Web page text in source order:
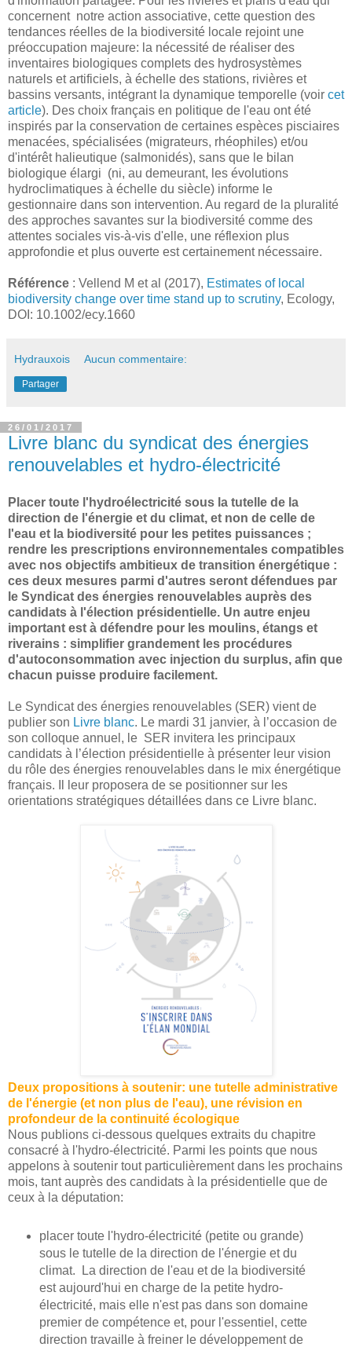
concernent notre action associative, cette question des
tendances réelles de la biodiversité locale rejoint une
préoccupation majeure: la nécessité de réaliser des
inventaires biologiques complets des hydrosystèmes
naturels et artificiels, à échelle des stations, rivières et
bassins versants, intégrant la dynamique temporelle (voir cet
article). Des choix français en politique de l'eau ont été
inspirés par la conservation de certaines espèces pisciaires
menacées, spécialisées (migrateurs, rhéophiles) et/ou
d'intérêt halieutique (salmonidés), sans que le bilan
biologique élargi (ni, au demeurant, les évolutions
hydroclimatiques à échelle du siècle) informe le
gestionnaire dans son intervention. Au regard de la pluralité
des approches savantes sur la biodiversité comme des
attentes sociales vis-à-vis d'elle, une réflexion plus
approfondie et plus ouverte est certainement nécessaire.
Référence : Vellend M et al (2017), Estimates of local
biodiversity change over time stand up to scrutiny, Ecology,
DOI: 10.1002/ecy.1660
Hydrauxois Aucun commentaire:
Partager
26/01/2017
Livre blanc du syndicat des énergies
renouvelables et hydro-électricité
Placer toute l'hydroélectricité sous la tutelle de la
direction de l'énergie et du climat, et non de celle de
l'eau et la biodiversité pour les petites puissances ;
rendre les prescriptions environnementales compatibles
avec nos objectifs ambitieux de transition énergétique :
ces deux mesures parmi d'autres seront défendues par
le Syndicat des énergies renouvelables auprès des
candidats à l'élection présidentielle. Un autre enjeu
important est à défendre pour les moulins, étangs et
riverains : simplifier grandement les procédures
d'autoconsommation avec injection du surplus, afin que
chacun puisse produire facilement.
Le Syndicat des énergies renouvelables (SER) vient de
publier son Livre blanc. Le mardi 31 janvier, à l’occasion de
son colloque annuel, le SER invitera les principaux
candidats à l’élection présidentielle à présenter leur vision
du rôle des énergies renouvelables dans le mix énergétique
français. Il leur proposera de se positionner sur les
orientations stratégiques détaillées dans ce Livre blanc.
Deux propositions à soutenir: une tutelle administrative
de l'énergie (et non plus de l'eau), une révision en
profondeur de la continuité écologique
Nous publions ci-dessous quelques extraits du chapitre
consacré à l'hydro-électricité. Parmi les points que nous
appelons à soutenir tout particulièrement dans les prochains
mois, tant auprès des candidats à la présidentielle que de
ceux à la députation:
placer toute l'hydro-électricité (petite ou grande)
sous le tutelle de la direction de l'énergie et du
climat. La direction de l'eau et de la biodiversité
est aujourd'hui en charge de la petite hydro-
électricité, mais elle n'est pas dans son domaine
premier de compétence et, pour l'essentiel, cette
direction travaille à freiner le développement de